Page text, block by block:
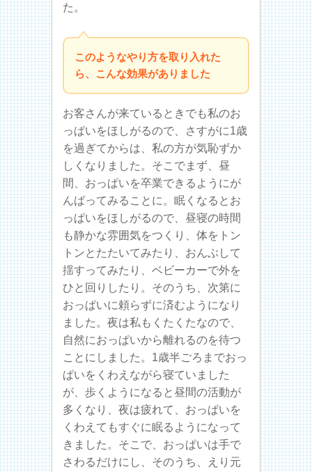
た。
このようなやり方を取り入れた
ら、こんな効果がありました
お客さんが来ているときでも私のお
っぱいをほしがるので、さすがに1歳
を過ぎてからは、私の方が気恥ずか
しくなりました。そこでまず、昼
間、おっぱいを卒業できるようにが
んばってみることに。眠くなるとお
っぱいをほしがるので、昼寝の時間
も静かな雰囲気をつくり、体をトン
トンとたたいてみたり、おんぶして
揺すってみたり、ベビーカーで外を
ひと回りしたり。そのうち、次第に
おっぱいに頼らずに済むようになり
ました。夜は私もくたくたなので、
自然におっぱいから離れるのを待つ
ことにしました。1歳半ごろまでおっ
ぱいをくわえながら寝ていました
が、歩くようになると昼間の活動が
多くなり、夜は疲れて、おっぱいを
くわえてもすぐに眠るようになって
きました。そこで、おっぱいは手で
さわるだけにし、そのうち、えり元